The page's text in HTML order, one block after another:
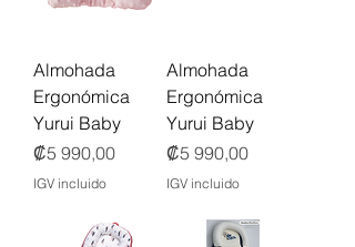
Almohada
Ergonómica
Yurui Baby
Precio
₡5 990,00
IGV incluido
Almohada
Ergonómica
Yurui Baby
Precio
₡5 990,00
IGV incluido